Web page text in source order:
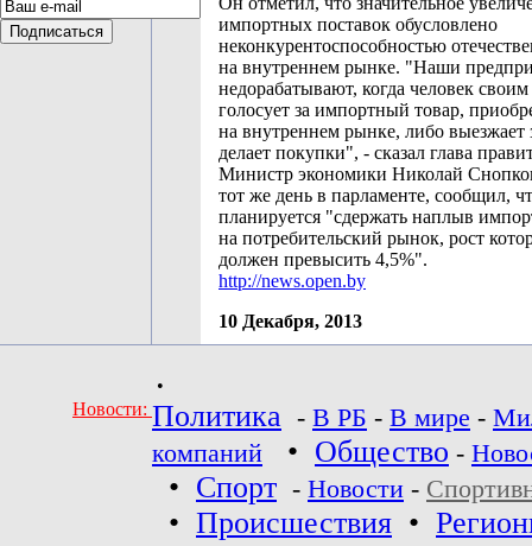
импортных поставок обусловлено
неконкурентоспособностью
на внутреннем рынке. "Наши
недорабатывают, когда человек
голосует за импортный товар,
на внутреннем рынке, либо выезжает
делает покупки", - сказал глава
Министр экономики Николай
тот же день в парламенте, сообщил,
планируется "сдержать наплыв
на потребительский рынок, рост
должен превысить 4,5%".
http://news.open.by
10 Декабря, 2013
•
Новости: Политика - В РБ - В мире -
компаний
• Общество -
• Спорт - Новости -
• Происшествия •